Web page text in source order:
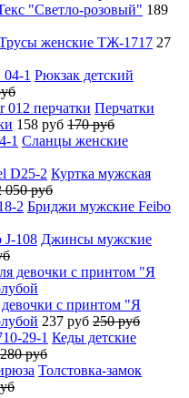
"Светло-розовый" 189
женские ТЖ-1717 27
Рюкзак детский
Перчатки
158 руб 170 руб
Сланцы женские
Куртка мужская
050 руб
Бриджи мужские Feibo
Джинсы мужские
девочки с принтом "Я
237 руб 250 руб
Кеды детские
280 руб
Толстовка-замок